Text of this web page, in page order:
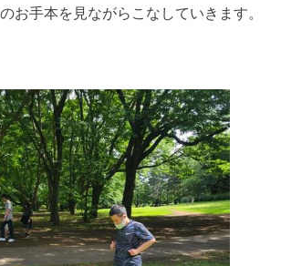
お手本を見ながらこなしていきます。